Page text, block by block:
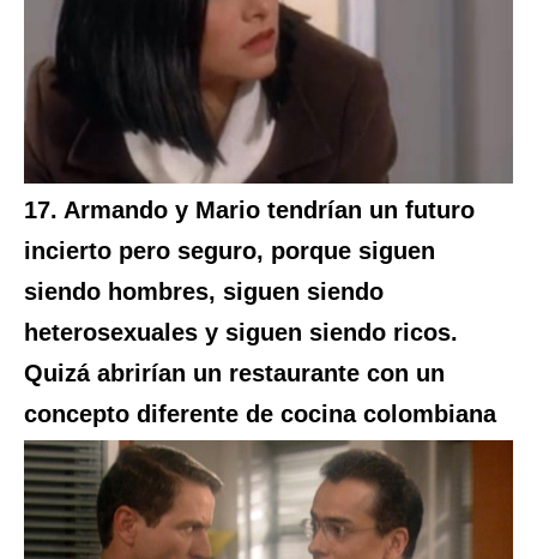
17. Armando y Mario tendrían un futuro
incierto pero seguro, porque siguen
siendo hombres, siguen siendo
heterosexuales y siguen siendo ricos.
Quizá abrirían un restaurante con un
concepto diferente de cocina colombiana